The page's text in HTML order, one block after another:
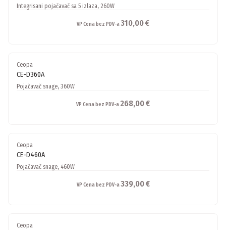
Integrisani pojačavač sa 5 izlaza, 260W
VP Cena bez PDV-a310,00 €
Ceopa
CE-D360A
Pojačavač snage, 360W
VP Cena bez PDV-a 268,00 €
Ceopa
CE-D460A
Pojačavač snage, 460W
VP Cena bez PDV-a 339,00 €
Ceopa